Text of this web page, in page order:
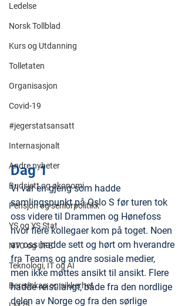
Ledelse
Norsk Tollblad
Kurs og Utdanning
Tolletaten
Organisasjon
Covid-19
#jegerstatsansatt
Internasjonalt
Andre nyheter
Budsjett og økonomi
Pensjon og seniorpolitikk
YS og YS Stat
NTO og UFE
Teknologi, IT og AI
Beredskap og sikkerhet
Dag 1
Vi var en gjeng som hadde
samlingspunkt på Oslo S før turen tok
oss videre til Drammen og Hønefoss
hvor flere kollegaer kom på toget. Noen
av oss hadde sett og hørt om hverandre
fra Teams og andre sosiale medier,
men ikke møttes ansikt til ansikt. Flere
hadde reist langt, både fra den nordlige
delen av Norge og fra den sørlige